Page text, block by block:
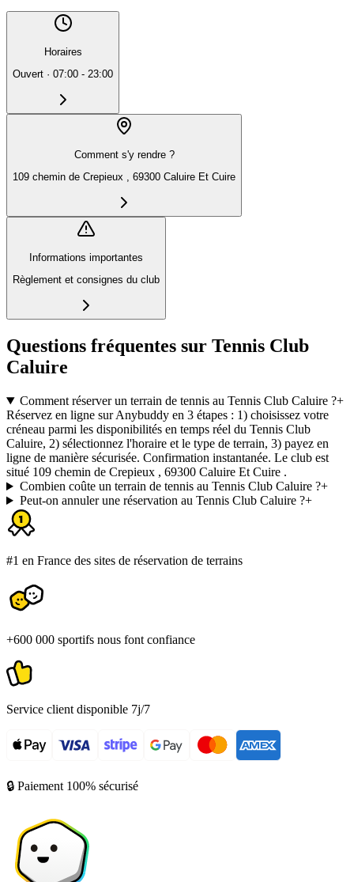
Horaires
Ouvert · 07:00 - 23:00
Comment s'y rendre ?
109 chemin de Crepieux , 69300 Caluire Et Cuire
Informations importantes
Règlement et consignes du club
Questions fréquentes sur Tennis Club
Caluire
Comment réserver un terrain de tennis au Tennis Club Caluire ?+
Réservez en ligne sur Anybuddy en 3 étapes : 1) choisissez votre
créneau parmi les disponibilités en temps réel du Tennis Club
Caluire, 2) sélectionnez l'horaire et le type de terrain, 3) payez en
ligne de manière sécurisée. Confirmation instantanée. Le club est
situé 109 chemin de Crepieux , 69300 Caluire Et Cuire .
Combien coûte un terrain de tennis au Tennis Club Caluire ?+
Peut-on annuler une réservation au Tennis Club Caluire ?+
#1 en France des sites de réservation de terrains
+600 000 sportifs nous font confiance
Service client disponible 7j/7
🔒 Paiement 100% sécurisé